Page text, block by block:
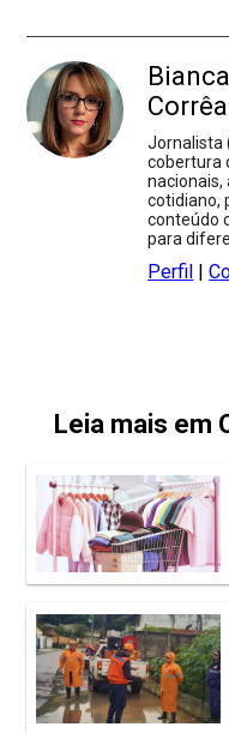
Corrêa
Jornalista
cobertura
nacionais,
cotidiano,
conteúdo
para
Perfil |
Leia mais em